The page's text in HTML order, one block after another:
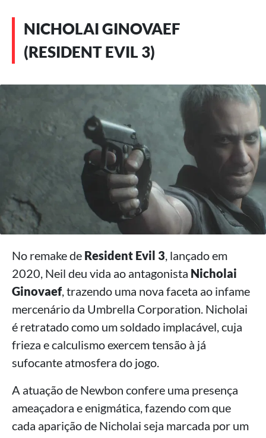
NICHOLAI GINOVAEF
(RESIDENT EVIL 3)
No remake de Resident Evil 3, lançado em
2020, Neil deu vida ao antagonista Nicholai
Ginovaef, trazendo uma nova faceta ao infame
mercenário da Umbrella Corporation. Nicholai
é retratado como um soldado implacável, cuja
frieza e calculismo exercem tensão à já
sufocante atmosfera do jogo.
A atuação de Newbon confere uma presença
ameaçadora e enigmática, fazendo com que
cada aparição de Nicholai seja marcada por um